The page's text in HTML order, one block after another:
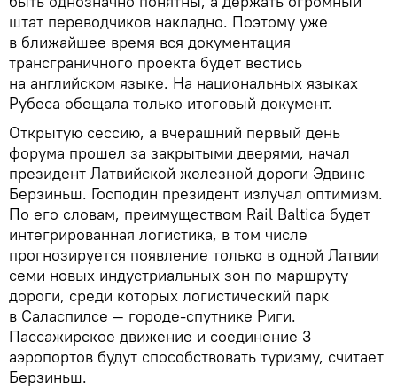
штат переводчиков накладно. Поэтому уже
в ближайшее время вся документация
трансграничного проекта будет вестись
на английском языке. На национальных языках
Рубеса обещала только итоговый документ.
Открытую сессию, а вчерашний первый день
форума прошел за закрытыми дверями, начал
президент Латвийской железной дороги Эдвинс
Берзиньш. Господин президент излучал оптимизм.
По его словам, преимуществом Rail Baltica будет
интегрированная логистика, в том числе
прогнозируется появление только в одной Латвии
семи новых индустриальных зон по маршруту
дороги, среди которых логистический парк
в Саласпилсе — городе-спутнике Риги.
Пассажирское движение и соединение 3
аэропортов будут способствовать туризму, считает
Берзиньш.